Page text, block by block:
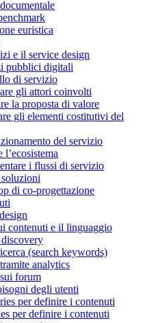
euristica
e il service design
pubblici digitali
di servizio
gli attori coinvolti
la proposta di valore
gli elementi costitutivi del
del servizio
l’ecosistema
i flussi di servizio
di co-progettazione
contenuti e il linguaggio
(search keywords)
analytics
forum
degli utenti
per definire i contenuti
per definire i contenuti